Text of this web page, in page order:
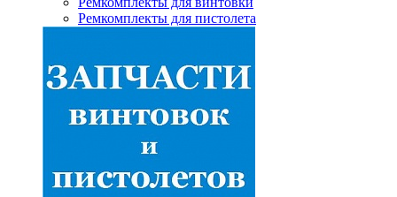
Ремкомплекты для пистолета